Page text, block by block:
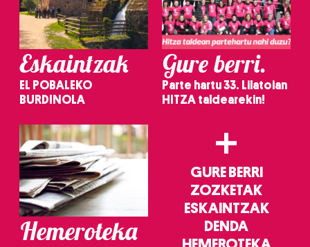
Eskaintzak
EL POBALEKO
BURDINOLA
Gure berri.
Parte hartu 33. Lilatoian
HITZA taldearekin!
Hemeroteka
+
GURE BERRI
ZOZKETAK
ESKAINTZAK
DENDA